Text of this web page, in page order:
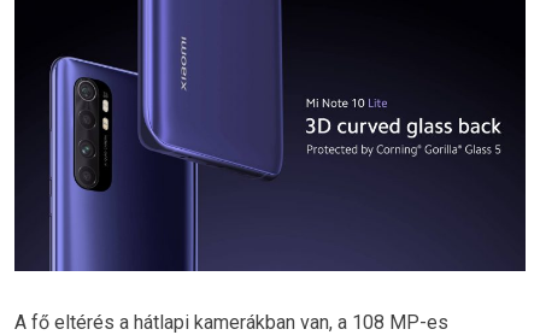
A fő eltérés a hátlapi kamerákban van, a 108 MP-es